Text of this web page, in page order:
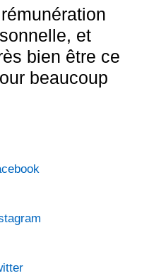
et
bien être ce
beaucoup